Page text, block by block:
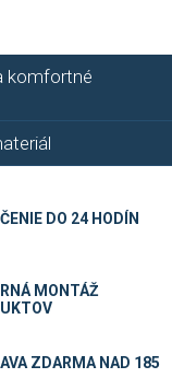
komfortné
DO 24 HODÍN
MONTÁŽ
ZDARMA NAD 185